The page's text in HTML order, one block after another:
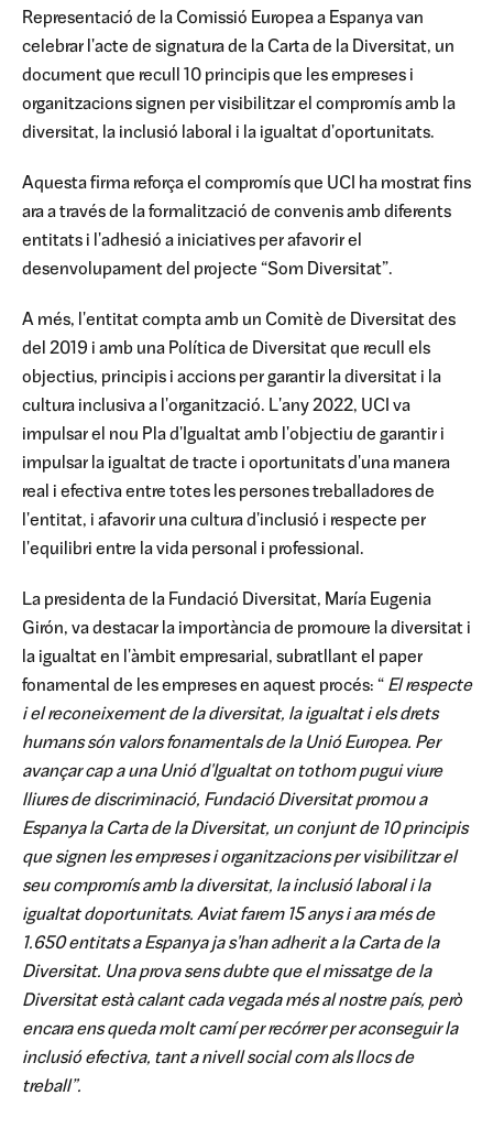
Representació de la Comissió Europea a Espanya van
celebrar l'acte de signatura de la Carta de la Diversitat, un
document que recull 10 principis que les empreses i
organitzacions signen per visibilitzar el compromís amb la
diversitat, la inclusió laboral i la igualtat d'oportunitats.
Aquesta firma reforça el compromís que UCI ha mostrat fins
ara a través de la formalització de convenis amb diferents
entitats i l'adhesió a iniciatives per afavorir el
desenvolupament del projecte “Som Diversitat”.
A més, l'entitat compta amb un Comitè de Diversitat des
del 2019 i amb una Política de Diversitat que recull els
objectius, principis i accions per garantir la diversitat i la
cultura inclusiva a l'organització. L'any 2022, UCI va
impulsar el nou Pla d'Igualtat amb l'objectiu de garantir i
impulsar la igualtat de tracte i oportunitats d'una manera
real i efectiva entre totes les persones treballadores de
l'entitat, i afavorir una cultura d'inclusió i respecte per
l'equilibri entre la vida personal i professional.
La presidenta de la Fundació Diversitat, María Eugenia
Girón, va destacar la importància de promoure la diversitat i
la igualtat en l'àmbit empresarial, subratllant el paper
fonamental de les empreses en aquest procés: “ El respecte
i el reconeixement de la diversitat, la igualtat i els drets
humans són valors fonamentals de la Unió Europea. Per
avançar cap a una Unió d'Igualtat on tothom pugui viure
lliures de discriminació, Fundació Diversitat promou a
Espanya la Carta de la Diversitat, un conjunt de 10 principis
que signen les empreses i organitzacions per visibilitzar el
seu compromís amb la diversitat, la inclusió laboral i la
igualtat doportunitats. Aviat farem 15 anys i ara més de
1.650 entitats a Espanya ja s'han adherit a la Carta de la
Diversitat. Una prova sens dubte que el missatge de la
Diversitat està calant cada vegada més al nostre país, però
encara ens queda molt camí per recórrer per aconseguir la
inclusió efectiva, tant a nivell social com als llocs de
treball”.